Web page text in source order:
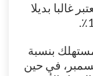
غالبا بديلا
بنسبة
في حين